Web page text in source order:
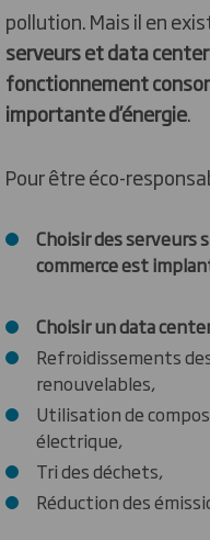
pollution. Mais il en
serveurs et data
fonctionnement
importante d’énergie.
Pour être éco-
Choisir des serveurs
commerce est
Choisir un data
Refroidissements
renouvelables,
Utilisation de
électrique,
Tri des déchets,
Réduction des